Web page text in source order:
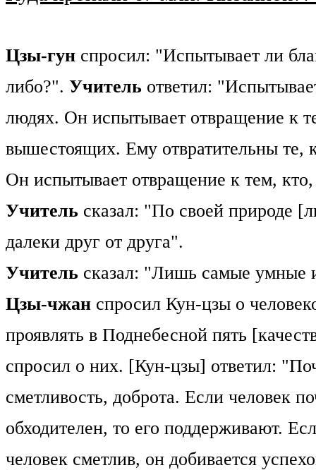
Цзы-гун спросил: "Испытывает ли
либо?". Учитель ответил:
людях. Он испытывает отвращение к
вышестоящих. Ему отвратительны те,
Он испытывает отвращение к тем,
Учитель сказал: "По своей природе
далеки друг от друга".
Учитель сказал: "Лишь самые умные
Цзы-чжан спросил Кун-цзы о
проявлять в Поднебесной пять
спросил о них. [Кун-цзы] ответил:
сметливость, доброта. Если человек
обходителен, то его поддерживают.
человек сметлив, он добивается